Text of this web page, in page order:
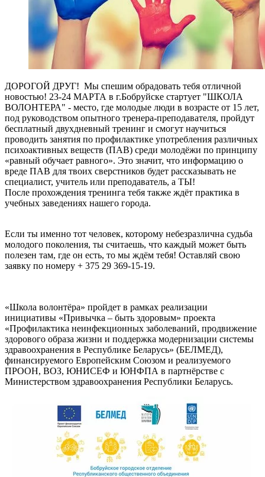
ДОРОГОЙ ДРУГ! Мы спешим обрадовать тебя отличной
новостью! 23-24 МАРТА в г.Бобруйске стартует "ШКОЛА
ВОЛОНТЕРА" - место, где молодые люди в возрасте от 15 лет,
под руководством опытного тренера-преподавателя, пройдут
бесплатный двухдневный тренинг и смогут научиться
проводить занятия по профилактике употребления различных
психоактивных веществ (ПАВ) среди молодёжи по принципу
«равный обучает равного». Это значит, что информацию о
вреде ПАВ для твоих сверстников будет рассказывать не
специалист, учитель или преподаватель, а ТЫ!
После прохождения тренинга тебя также ждёт практика в
учебных заведениях нашего города.
Если ты именно тот человек, которому небезразлична судьба
молодого поколения, ты считаешь, что каждый может быть
полезен там, где он есть, то мы ждём тебя! Оставляй свою
заявку по номеру + 375 29 369-15-19.
«Школа волонтёра» пройдет в рамках реализации
инициативы «Привычка – быть здоровым» проекта
«Профилактика неинфекционных заболеваний, продвижение
здорового образа жизни и поддержка модернизации системы
здравоохранения в Республике Беларусь» (БЕЛМЕД),
финансируемого Европейским Союзом и реализуемого
ПРООН, ВОЗ, ЮНИСЕФ и ЮНФПА в партнёрстве с
Министерством здравоохранения Республики Беларусь.